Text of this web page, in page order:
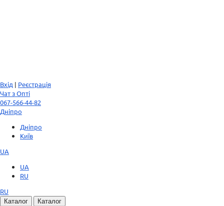
Вхід | Реєстрація
Чат з Опті
067-566-44-82
Дніпро
Дніпро
Київ
UA
UA
RU
RU
Каталог Каталог